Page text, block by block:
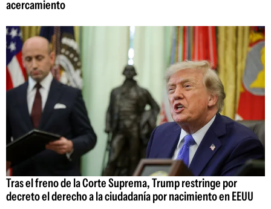
acercamiento
Tras el freno de la Corte Suprema, Trump restringe por
decreto el derecho a la ciudadanía por nacimiento en EEUU